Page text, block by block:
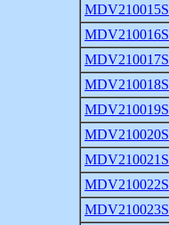
MDV210015S
MDV210016S
MDV210017S
MDV210018S
MDV210019S
MDV210020S
MDV210021S
MDV210022S
MDV210023S